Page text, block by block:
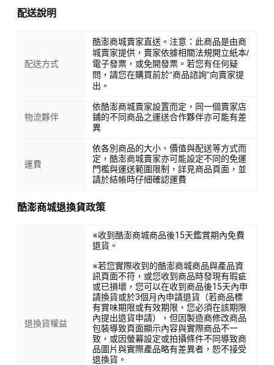
配送說明
配送方式
酷澎商城賣家直送。注意：此商品是由商
城賣家提供，賣家依據相關法規開立紙本/
電子發票，或免開發票。若您有任何疑
問，請您在購買前於“商品諮詢”向賣家提
出。
物流夥伴
依酷澎商城賣家設置而定，同一個賣家店
鋪的不同商品之運送合作夥伴亦可能有差
異
運費
依各別商品的大小、價值與配送等方式而
定，酷澎商城賣家亦可能設定不同的免運
門檻與運送範圍限制，詳見商品頁面，並
請於結帳時仔細確認運費
酷澎商城退換貨政策
退換貨權益
※收到酷澎商城商品後15天鑑賞期內免費
退貨。
※若您實際收到的酷澎商城商品與產品資
訊頁面不符，或您收到商品時發現有瑕疵
或已損壞，您可以在收到商品後15天內申
請換貨或於3個月內申請退貨（若商品標
有賞味期限或有效期限，您必須在該期限
內提出退貨申請），但因製造商修改商品
包裝導致頁面顯示內容與實際商品不一
致，或因螢幕設定或拍攝條件不同導致商
品圖片與實際產品略有差異者，恕不接受
退換貨。